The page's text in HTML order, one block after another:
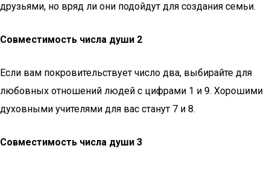
друзьями, но вряд ли они подойдут для создания семьи.
Совместимость числа души 2
Если вам покровительствует число два, выбирайте для
любовных отношений людей с цифрами 1 и 9. Хорошими
духовными учителями для вас станут 7 и 8.
Совместимость числа души 3